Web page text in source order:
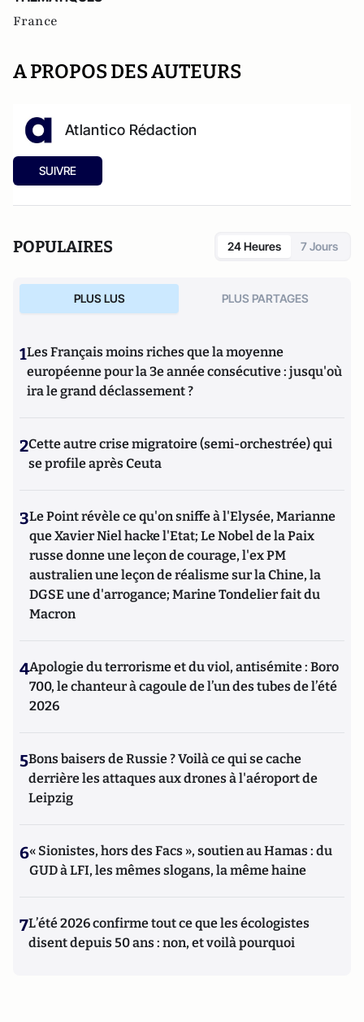
France
A PROPOS DES AUTEURS
Atlantico Rédaction
SUIVRE
POPULAIRES 24 Heures 7 Jours
PLUS LUS PLUS PARTAGES
1Les Français moins riches que la moyenne
européenne pour la 3e année consécutive : jusqu'où
ira le grand déclassement ?
2Cette autre crise migratoire (semi-orchestrée) qui
se profile après Ceuta
3Le Point révèle ce qu'on sniffe à l'Elysée, Marianne
que Xavier Niel hacke l'Etat; Le Nobel de la Paix
russe donne une leçon de courage, l'ex PM
australien une leçon de réalisme sur la Chine, la
DGSE une d'arrogance; Marine Tondelier fait du
Macron
4Apologie du terrorisme et du viol, antisémite : Boro
700, le chanteur à cagoule de l’un des tubes de l’été
2026
5Bons baisers de Russie ? Voilà ce qui se cache
derrière les attaques aux drones à l'aéroport de
Leipzig
6« Sionistes, hors des Facs », soutien au Hamas : du
GUD à LFI, les mêmes slogans, la même haine
7L’été 2026 confirme tout ce que les écologistes
disent depuis 50 ans : non, et voilà pourquoi